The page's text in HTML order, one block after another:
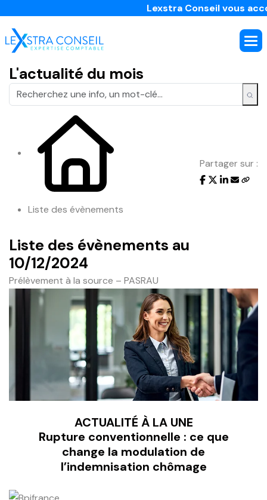
Lexstra Conseil vous
L'actualité du mois
Liste des évènements
Partager sur :
Liste des évènements au
10/12/2024
Prélèvement à la source – PASRAU
ACTUALITÉ À LA UNE
Rupture conventionnelle : ce que
change la modulation de
l’indemnisation chômage